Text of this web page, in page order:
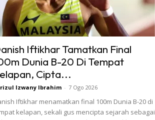
Iftikhar Tamatkan Final
Dunia B-20 Di Tempat
Cipta...
Izwany Ibrahim - 7 Ogo 2026
Iftikhar menamatkan final 100m Dunia B-20 di
kelapan, sekali gus mencipta sejarah sebagai